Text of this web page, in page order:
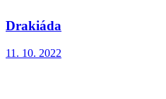
Drakiáda
11. 10. 2022